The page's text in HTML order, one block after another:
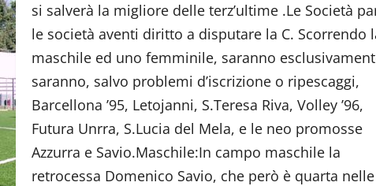
si salverà la migliore delle terz’ultime .Le Società
le società aventi diritto a disputare la C.
maschile ed uno femminile, saranno
saranno, salvo problemi d’iscrizione o ripescaggi,
Barcellona ’95, Letojanni, S.Teresa Riva, Volley ’96,
Futura Unrra, S.Lucia del Mela, e le neo promosse
Azzurra e Savio.Maschile:In campo maschile la
retrocessa Domenico Savio, che però è quarta nelle